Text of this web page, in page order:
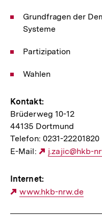
Grundfragen der
Systeme
Partizipation
Wahlen
Kontakt:
Brüderweg 10-12
44135 Dortmund
Telefon: 0231-22201820
E-Mail:
Externer
j.zajic@hkb-
Internet:
Externer
www.hkb-nrw.de